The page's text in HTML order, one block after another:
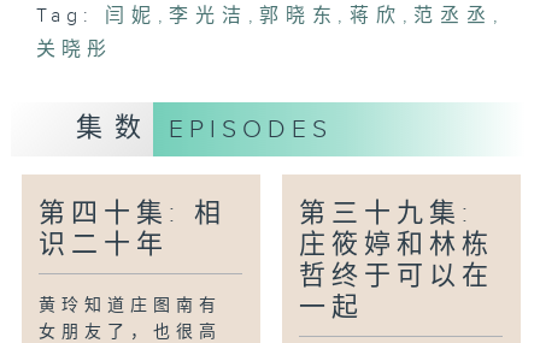
Tag: 闫妮 , 李光洁 , 郭晓东 , 蒋欣 , 范丞丞 ,
关晓彤
集数 EPISODES
第四十集: 相
识二十年
黄玲知道庄图南有
女朋友了，也很高
第三十九集:
庄筱婷和林栋
哲终于可以在
一起